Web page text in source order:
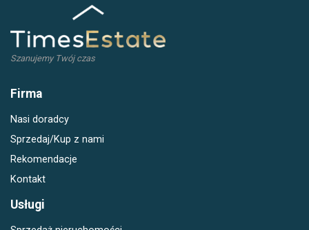
Szanujemy Twój czas
Firma
Nasi doradcy
Sprzedaj/Kup z nami
Rekomendacje
Kontakt
Usługi